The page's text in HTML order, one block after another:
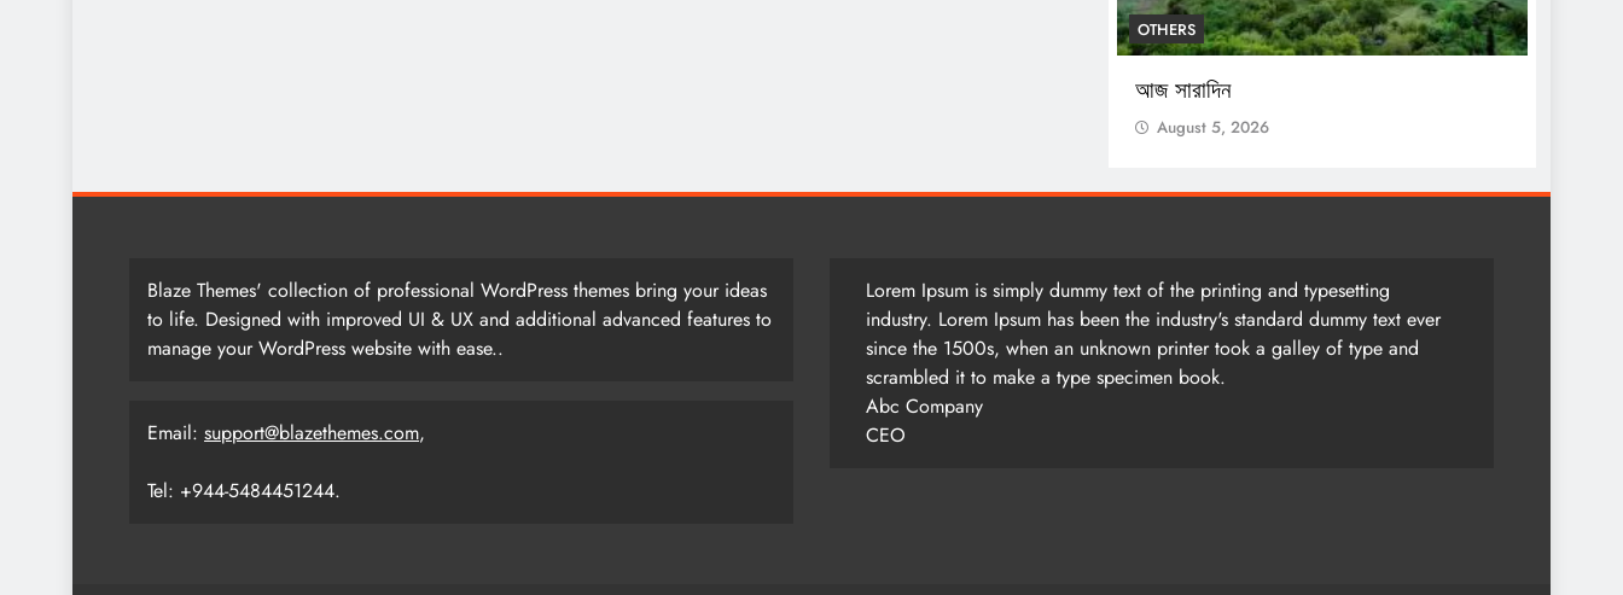
OTHERS
আজ সারাদিন
August 5, 2026
Blaze Themes' collection of professional WordPress themes bring your ideas
to life. Designed with improved UI & UX and additional advanced features to
manage your WordPress website with ease..
Email: support@blazethemes.com,
Tel: +944-5484451244.
Lorem Ipsum is simply dummy text of the printing and typesetting
industry. Lorem Ipsum has been the industry's standard dummy text ever
since the 1500s, when an unknown printer took a galley of type and
scrambled it to make a type specimen book.
Abc Company
CEO